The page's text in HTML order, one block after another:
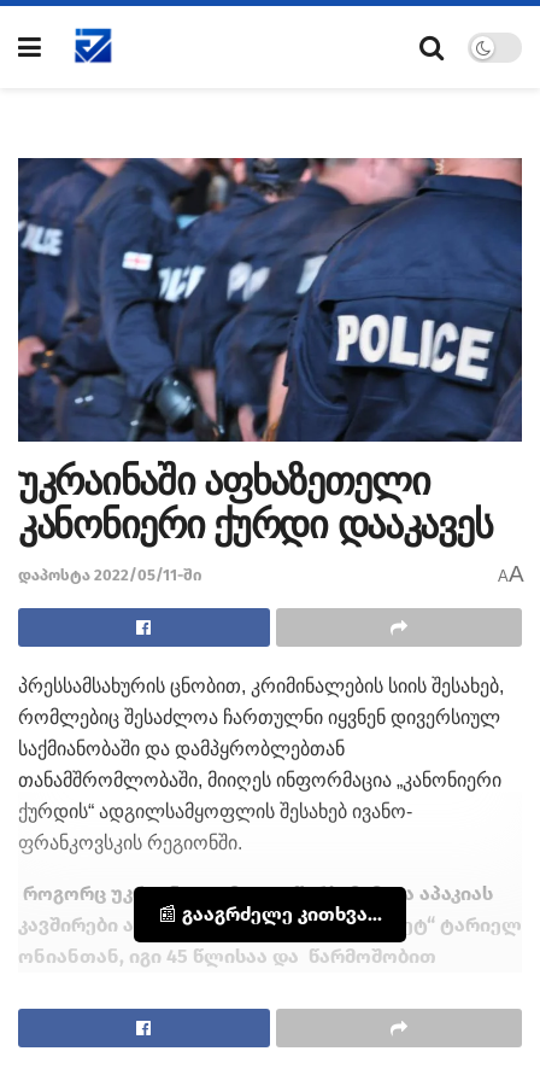
უკრაინაში აფხაზეთელი
კანონიერი ქურდი დააკავეს
დაპოსტა 2022/05/11-ში AA
პრესსამსახურის ცნობით, კრიმინალების სიის შესახებ,
რომლებიც შესაძლოა ჩართულნი იყვნენ დივერსიულ
საქმიანობაში და დამპყრობლებთან
თანამშრომლობაში, მიიღეს ინფორმაცია „კანონიერი
ქურდის“ ადგილსამყოფლის შესახებ ივანო-
ფრანკოვსკის რეგიონში.
როგორც უკრაინული მედია წერს,მამუკა აპაკიას
კავშირები აქვს „კრიმინალურ ავტორიტეტ“ ტარიელ
ონიანთან, იგი 45 წლისაა და წარმოშობით
📰 გააგრძელე კითხვა...